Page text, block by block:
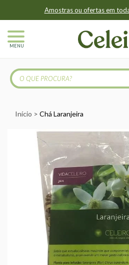
Amostras ou ofertas em
MENU
Início Chá Laranjeira